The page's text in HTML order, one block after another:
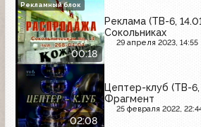
00:18
Реклама (ТВ-6,
Сокольниках
29 апреля 2023, 14:55
Рекламный блок
02:08
Цептер-клуб (ТВ-6,
Фрагмент
25 февраля 2022,